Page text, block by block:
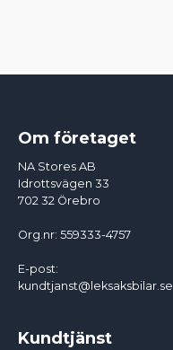
Om företaget
NA Stores AB
Idrottsvägen 33
702 32 Örebro
Org.nr: 559333-4757
E-post:
kundtjanst@leksaksbilar.se
Kundtjänst